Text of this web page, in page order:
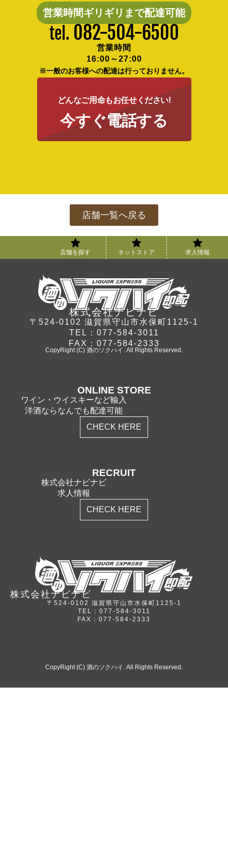
営業時間ギリギリまで配達可能
tel. 082-504-6500
営業時間
16:00～27:00
※一般のお客様への配達は行っておりません。
どんなご用命もお任せください!
今すぐ電話する
店舗一覧へ戻る
店舗を探す ネットストア 求人情報
株式会社ナビナビ
〒524-0102 滋賀県守山市水保町1125-1
TEL：077-584-3011
FAX：077-584-2333
CopyRight (C) 酒のソクハイ. All Rights Reserved.
ONLINE STORE
ワイン・ウイスキーなど輸入
洋酒ならなんでも配達可能
CHECK HERE
RECRUIT
株式会社ナビナビ
求人情報
CHECK HERE
株式会社ナビナビ
〒524-0102 滋賀県守山市水保町1125-1
TEL：077-584-3011
FAX：077-584-2333
CopyRight (C) 酒のソクハイ. All Rights Reserved.